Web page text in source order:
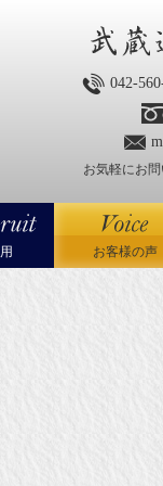
042-
お気軽にお
お客様の声